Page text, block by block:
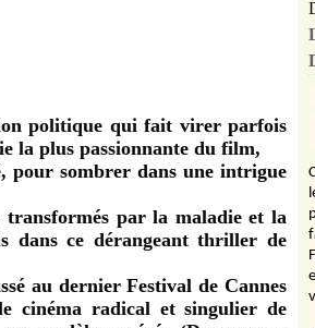
politique qui fait virer parfois
la plus passionnante du film,
pour sombrer dans une intrigue
par la maladie et la
dans ce dérangeant thriller de
au dernier Festival de Cannes
cinéma radical et singulier de